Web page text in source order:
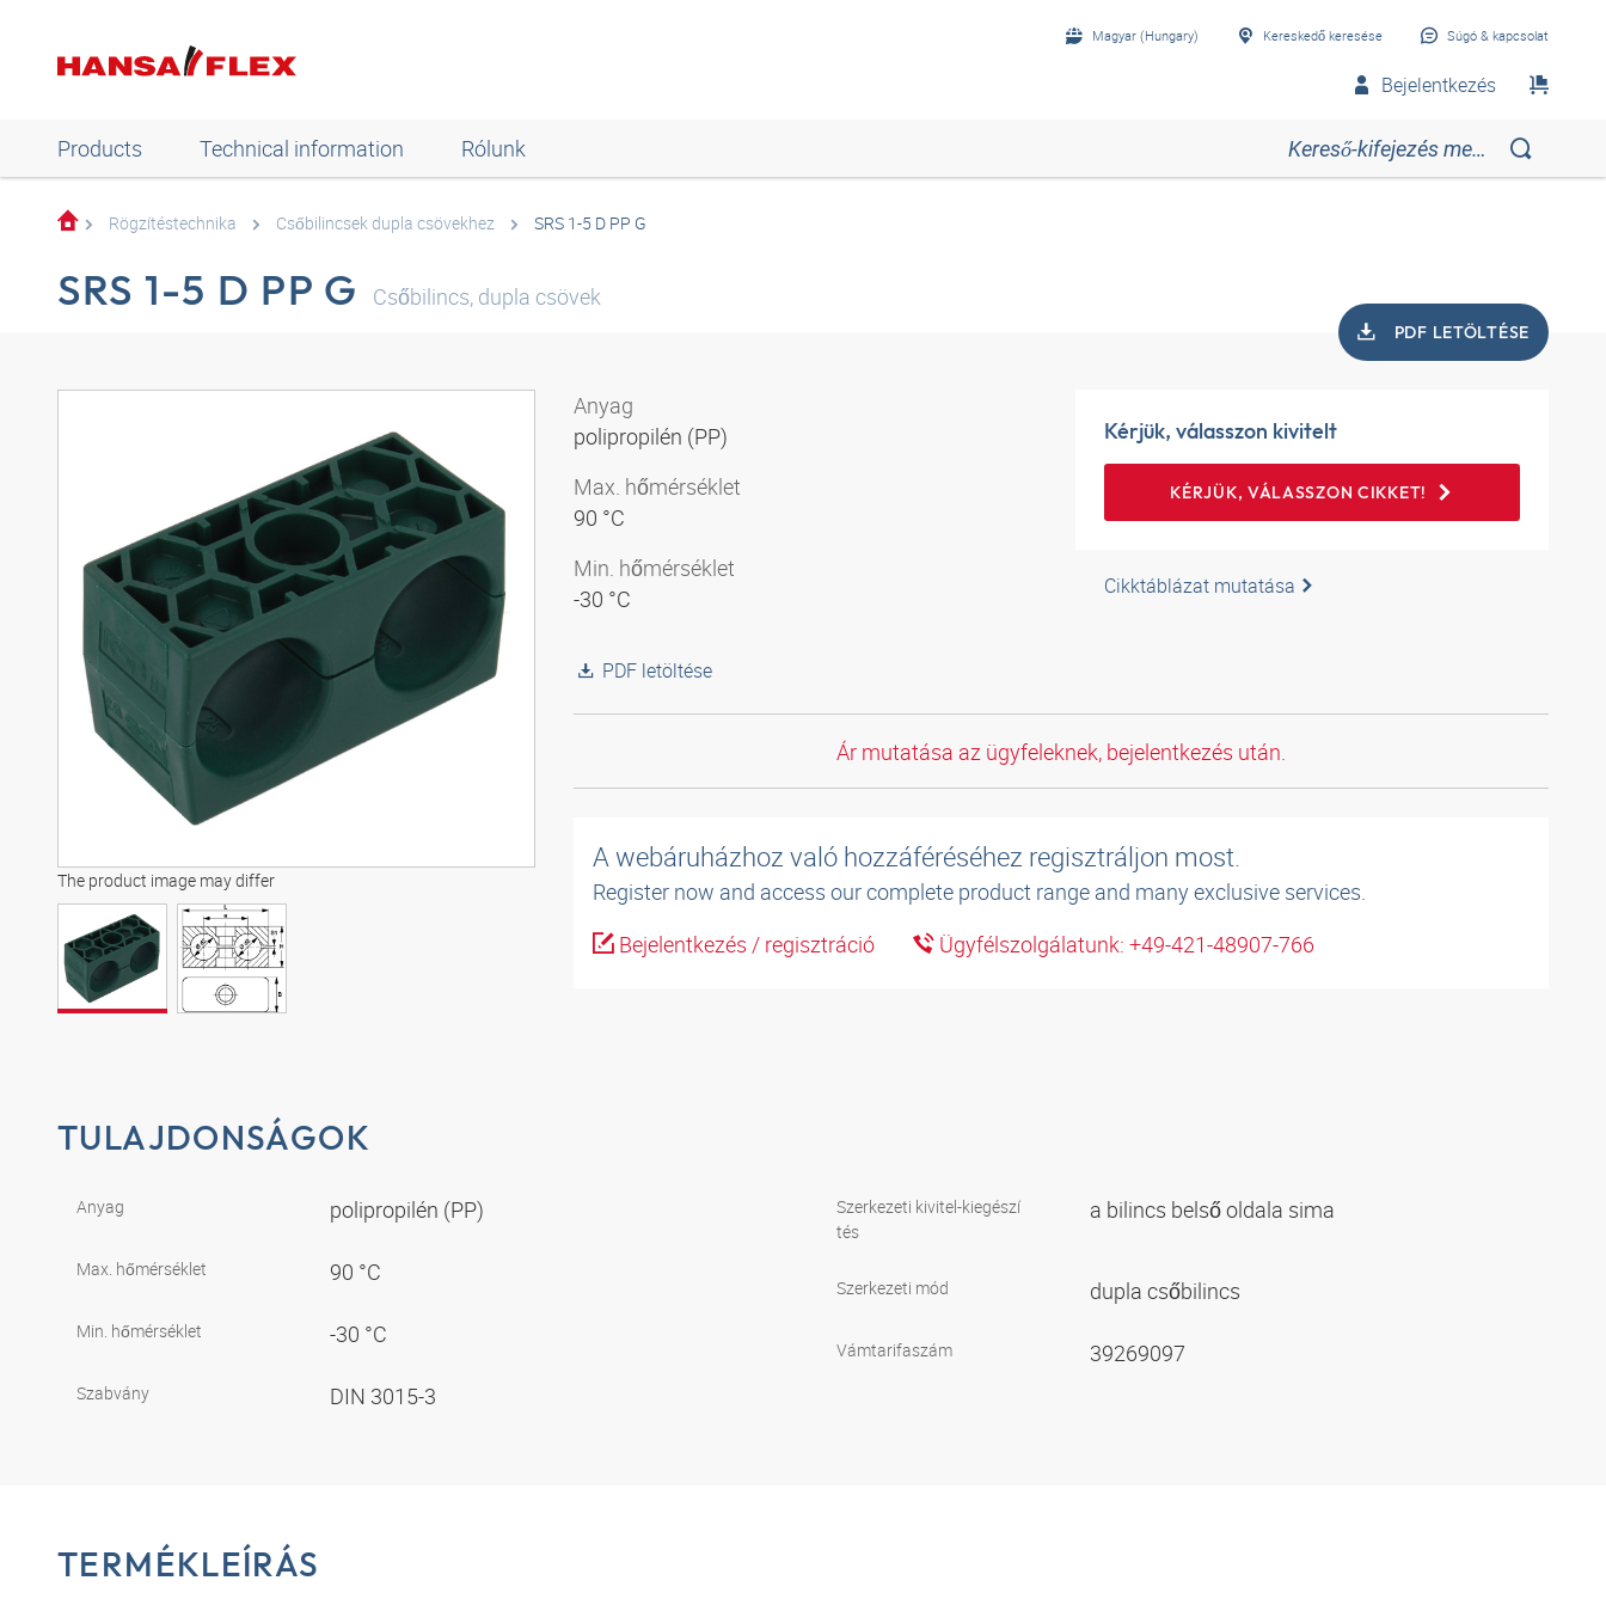
Magyar (Hungary) Kereskedő keresése Súgó & kapcsolat
Bejelentkezés
Products Technical information Rólunk
Rögzítéstechnika Csőbilincsek dupla csövekhez SRS 1-5 D PP G
SRS 1-5 D PP G Csőbilincs, dupla csövek
PDF LETÖLTÉSE
The product image may differ
Anyag
polipropilén (PP)
Max. hőmérséklet
90 °C
Min. hőmérséklet
-30 °C
PDF letöltése
Kérjük, válasszon kivitelt
KÉRJÜK, VÁLASSZON CIKKET!
Cikktáblázat mutatása
Ár mutatása az ügyfeleknek, bejelentkezés után.
A webáruházhoz való hozzáféréséhez regisztráljon most.
Register now and access our complete product range and many exclusive services.
Bejelentkezés / regisztráció
Ügyfélszolgálatunk: +49-421-48907-766
TULAJDONSÁGOK
Anyag polipropilén (PP)
Max. hőmérséklet 90 °C
Min. hőmérséklet -30 °C
Szabvány DIN 3015-3
Szerkezeti kivitel-kiegészí
tés
a bilincs belső oldala sima
Szerkezeti mód dupla csőbilincs
Vámtarifaszám 39269097
TERMÉKLEÍRÁS